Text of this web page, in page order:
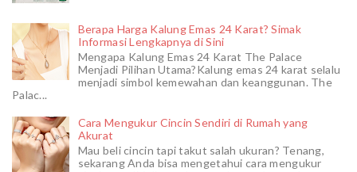
Berapa Harga Kalung Emas 24 Karat? Simak
Informasi Lengkapnya di Sini
Mengapa Kalung Emas 24 Karat The Palace
Menjadi Pilihan Utama?Kalung emas 24 karat selalu
menjadi simbol kemewahan dan keanggunan. The
Palac...
Cara Mengukur Cincin Sendiri di Rumah yang
Akurat
Mau beli cincin tapi takut salah ukuran? Tenang,
sekarang Anda bisa mengetahui cara mengukur